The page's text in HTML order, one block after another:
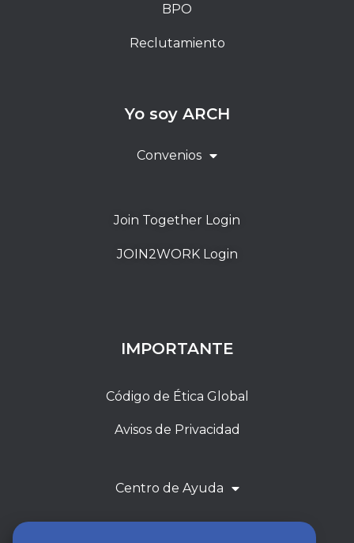
BPO
Reclutamiento
Yo soy ARCH
Convenios
Join Together Login
JOIN2WORK Login
IMPORTANTE
Código de Ética Global
Avisos de Privacidad
Centro de Ayuda